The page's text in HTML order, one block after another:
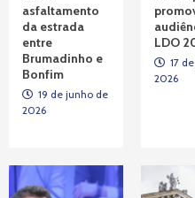
2
Tragédia VALE
Diretoria da
presidente Lula
Justiça e Memória
3
buscavam
responsáveis
asfaltamento
da estrada
entre
Brumadinho e
Bonfim
19 de junho de
2026
LDO
17
2026